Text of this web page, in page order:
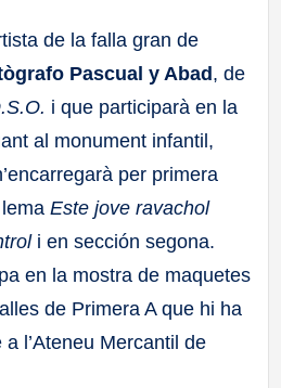
de la falla gran de
Pascual y Abad, de
i que participarà en la
al monument infantil,
per primera
lemaEste jove ravachol
i en sección segona.
en la mostra de maquetes
de Primera A que hi ha
l’Ateneu Mercantil de